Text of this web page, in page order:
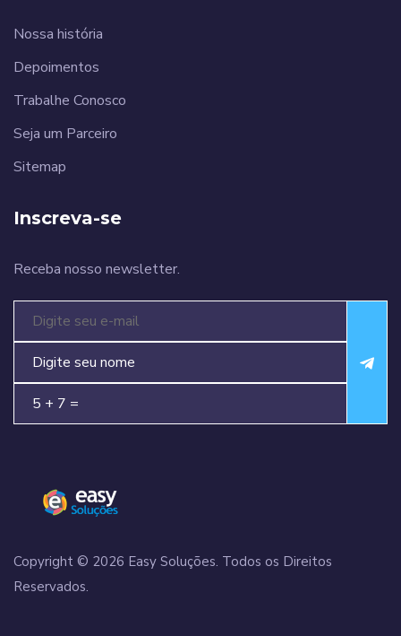
Nossa história
Depoimentos
Trabalhe Conosco
Seja um Parceiro
Sitemap
Inscreva-se
Receba nosso newsletter.
Copyright © 2026 Easy Soluções. Todos os Direitos
Reservados.